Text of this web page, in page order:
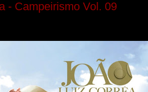
- Campeirismo Vol. 09